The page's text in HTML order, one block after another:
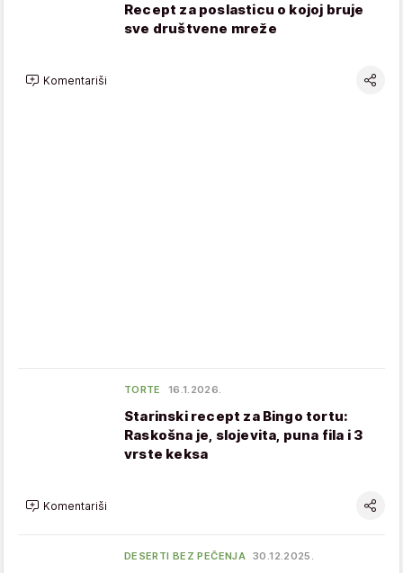
Recept za poslasticu o kojoj bruje
sve društvene mreže
Komentariši
TORTE 16.1.2026.
Starinski recept za Bingo tortu:
Raskošna je, slojevita, puna fila i 3
vrste keksa
Komentariši
DESERTI BEZ PEČENJA 30.12.2025.